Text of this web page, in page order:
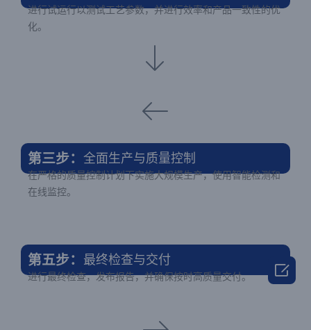
进行试运行以测试工艺参数，并进行效率和产品一致性的优
化。
第三步： 全面生产与质量控制
在严格的质量控制计划下实施大规模生产，使用智能检测和
在线监控。
第五步： 最终检查与交付
进行最终检查，发布报告，并确保按时高质量交付。 